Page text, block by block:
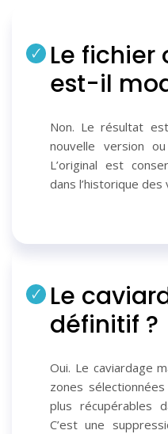
Le fichier
est-il
Non. Le résultat
nouvelle version
L’original est
dans l’historique des
Le
définitif ?
Oui. Le caviardage
zones
plus récupérables
C’est une